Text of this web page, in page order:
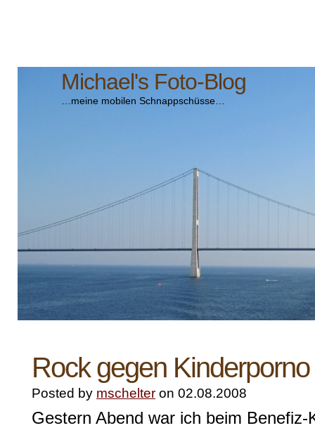
Michael's Foto-Blog
…meine mobilen Schnappschüsse…
Rock gegen Kinderporno
Posted by mschelter on 02.08.2008
Gestern Abend war ich beim